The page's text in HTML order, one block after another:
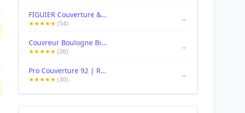
FIGUIER Couverture & Rénovation
★★★★★(54)
→
Couvreur Boulogne Billancourt | Brion Couverture | Couvreur 92 hauts seine
★★★★★(36)
→
Pro Couverture 92 | Recherche de fuite | Couvreur Boulogne-billancourt | Couvreur Autour De Moi
★★★★★(30)
→